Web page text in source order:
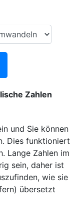
Zahlen
und Sie können
Dies funktioniert
Lange Zahlen im
sein, daher ist
wie sie
übersetzt